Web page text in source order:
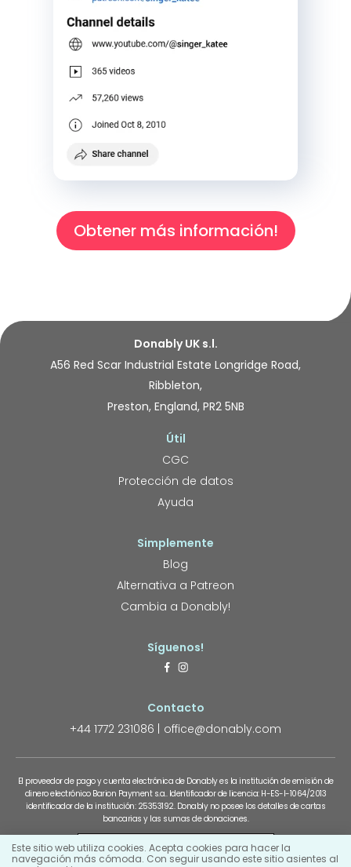
Obtener más información!
Donably UK s.l.
A56 Red Scar Industrial Estate Longridge Road,
Ribbleton,
Preston, England, PR2 5NB
Útil
CGC
Protección de datos
Ayuda
Simplemente
Blog
Alternativa a Patreon
Cambia a Donably!
Síguenos!
Contacto
+44 1772 231086
office@donably.com
El proveedor de pago y cuenta electrónica de Donably es la institución de emisión de
dinero electrónico Barion Payment s.a.. Identificador de licencia: H-ES-I-1064/2013
identificador de la institución: 25353192. Donably no posee los detalles de cartas
bancarias y las sumas de donaciones.
Este sitio web utiliza cookies. Acepta cookies para hacer la
navegación más cómoda. Con seguir usando este sitio asientes al